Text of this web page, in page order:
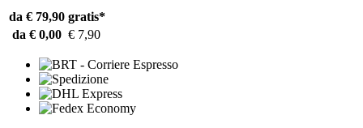
da € 79,90 gratis*
da € 0,00 € 7,90